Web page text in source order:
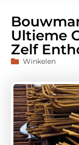
Ultieme
Zelf
Winkelen